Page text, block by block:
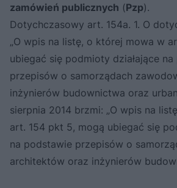
zamówień publicznych (Pzp).
Dotychczasowy art. 154a. 1. O
„O wpis na listę, o której mowa w
ubiegać się podmioty działające
przepisów o samorządach
inżynierów budownictwa oraz
sierpnia 2014 brzmi: „O wpis na
art. 154 pkt 5, mogą ubiegać się
na podstawie przepisów o
architektów oraz inżynierów